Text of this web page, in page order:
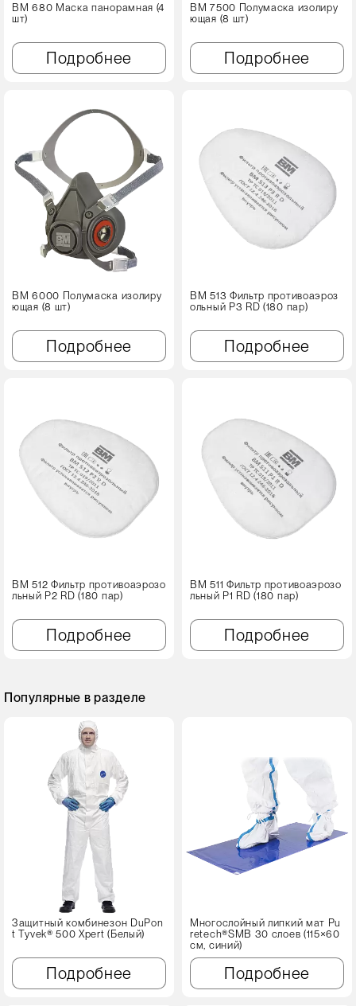
ВМ 680 Маска панорамная (4
шт)
Подробнее
ВМ 7500 Полумаска изолиру
ющая (8 шт)
Подробнее
ВМ 6000 Полумаска изолиру
ющая (8 шт)
Подробнее
ВМ 513 Фильтр противоаэроз
ольный Р3 RD (180 пар)
Подробнее
ВМ 512 Фильтр противоаэрозо
льный Р2 RD (180 пар)
Подробнее
ВМ 511 Фильтр противоаэрозо
льный Р1 RD (180 пар)
Подробнее
Популярные в разделе
Защитный комбинезон DuPon
t Tyvek® 500 Xpert (Белый)
Подробнее
Многослойный липкий мат Pu
retech®SMB 30 слоев (115×60
см, синий)
Подробнее